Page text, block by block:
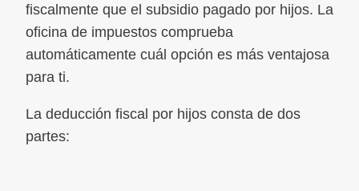
fiscalmente que el subsidio pagado por hijos. La
oficina de impuestos comprueba
automáticamente cuál opción es más ventajosa
para ti.
La deducción fiscal por hijos consta de dos
partes: